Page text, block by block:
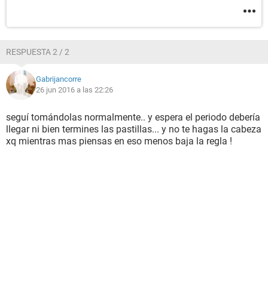
RESPUESTA 2 / 2
Gabrijancorre
26 jun 2016 a las 22:26
seguí tomándolas normalmente.. y espera el periodo debería
llegar ni bien termines las pastillas... y no te hagas la cabeza
xq mientras mas piensas en eso menos baja la regla !